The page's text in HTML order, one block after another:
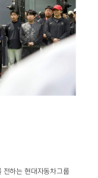
전하는 현대자동차그룹